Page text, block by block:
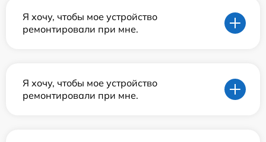
Я хочу, чтобы мое устройство
ремонтировали при мне.
Я хочу, чтобы мое устройство
ремонтировали при мне.